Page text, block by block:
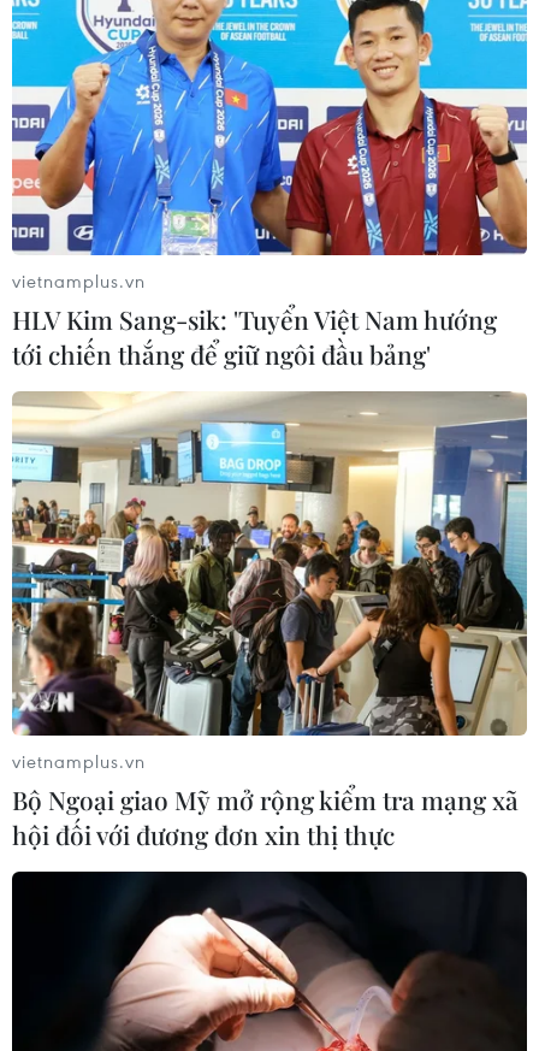
vietnamplus.vn
HLV Kim Sang-sik: 'Tuyển Việt Nam hướng
tới chiến thắng để giữ ngôi đầu bảng'
vietnamplus.vn
Bộ Ngoại giao Mỹ mở rộng kiểm tra mạng xã
hội đối với đương đơn xin thị thực